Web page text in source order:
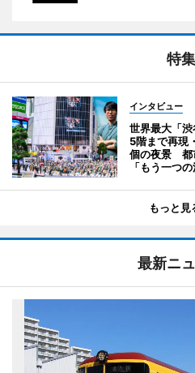
特集
インタビュー
世界最大「
5階まで再現
個の夜景 都
「もう一つの
もっと見
最新ニ